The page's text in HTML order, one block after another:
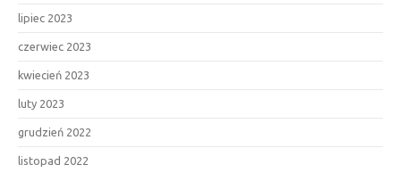
lipiec 2023
czerwiec 2023
kwiecień 2023
luty 2023
grudzień 2022
listopad 2022